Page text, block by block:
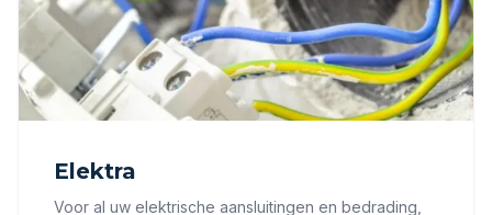
Elektra
Voor al uw elektrische aansluitingen en bedrading,